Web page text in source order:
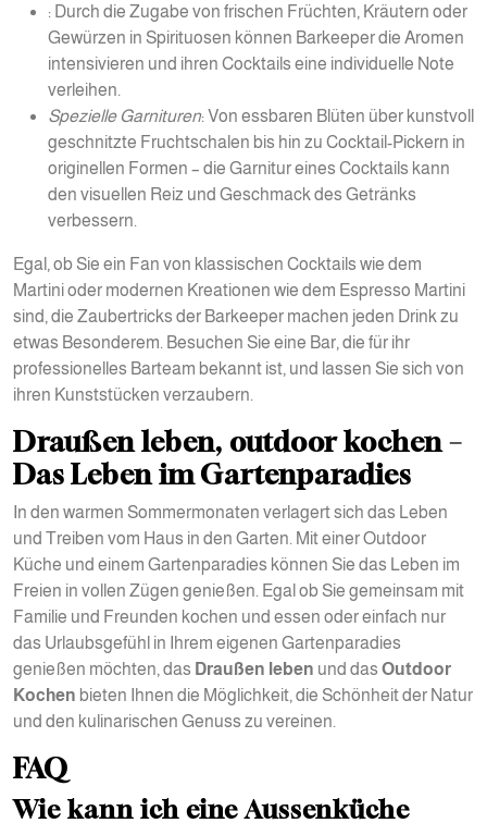
: Durch die Zugabe von frischen Früchten, Kräutern oder
Gewürzen in Spirituosen können Barkeeper die Aromen
intensivieren und ihren Cocktails eine individuelle Note
verleihen.
Spezielle Garnituren: Von essbaren Blüten über kunstvoll
geschnitzte Fruchtschalen bis hin zu Cocktail-Pickern in
originellen Formen – die Garnitur eines Cocktails kann
den visuellen Reiz und Geschmack des Getränks
verbessern.
Egal, ob Sie ein Fan von klassischen Cocktails wie dem
Martini oder modernen Kreationen wie dem Espresso Martini
sind, die Zaubertricks der Barkeeper machen jeden Drink zu
etwas Besonderem. Besuchen Sie eine Bar, die für ihr
professionelles Barteam bekannt ist, und lassen Sie sich von
ihren Kunststücken verzaubern.
Draußen leben, outdoor kochen –
Das Leben im Gartenparadies
In den warmen Sommermonaten verlagert sich das Leben
und Treiben vom Haus in den Garten. Mit einer Outdoor
Küche und einem Gartenparadies können Sie das Leben im
Freien in vollen Zügen genießen. Egal ob Sie gemeinsam mit
Familie und Freunden kochen und essen oder einfach nur
das Urlaubsgefühl in Ihrem eigenen Gartenparadies
genießen möchten, das Draußen leben und das Outdoor
Kochen bieten Ihnen die Möglichkeit, die Schönheit der Natur
und den kulinarischen Genuss zu vereinen.
FAQ
Wie kann ich eine Aussenküche